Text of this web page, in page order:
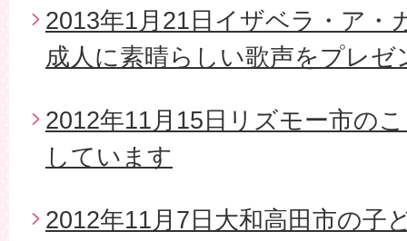
2013年1月21日イザベラ・ア・
成人に素晴らしい歌声をプレ
2012年11月15日リズモー市の
しています
2012年11月7日大和高田市の子